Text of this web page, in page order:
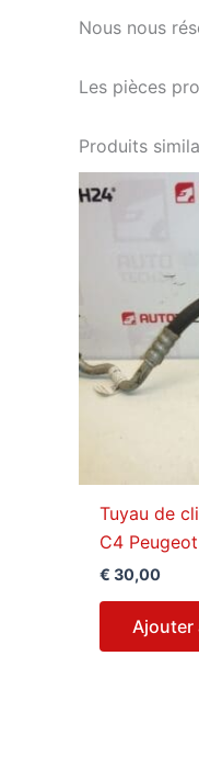
Nous nous
Les pièces
Produits
Tuyau de
C4
€ 30,00
Ajouter